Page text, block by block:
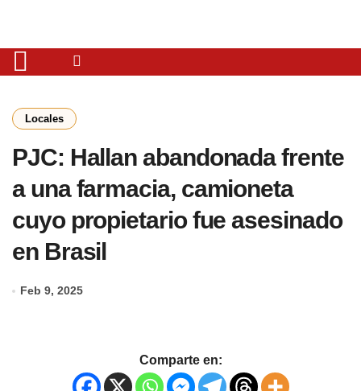
Locales
PJC: Hallan abandonada frente
a una farmacia, camioneta
cuyo propietario fue asesinado
en Brasil
Feb 9, 2025
Comparte en: